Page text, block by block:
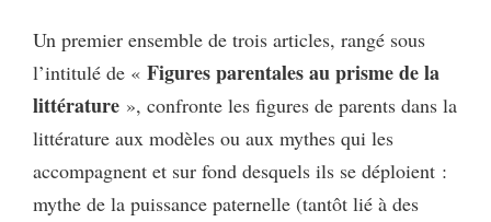
Un premier ensemble de trois articles, rangé sous
l’intitulé de « Figures parentales au prisme de la
littérature », confronte les figures de parents dans la
littérature aux modèles ou aux mythes qui les
accompagnent et sur fond desquels ils se déploient :
mythe de la puissance paternelle (tantôt lié à des